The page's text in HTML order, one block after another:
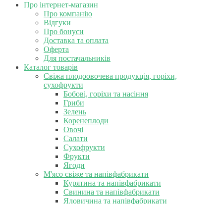
Про інтернет-магазин
Про компанію
Відгуки
Про бонуси
Доставка та оплата
Оферта
Для постачальників
Каталог товарів
Свіжа плодоовочева продукція, горіхи,
сухофрукти
Бобові, горіхи та насіння
Гриби
Зелень
Коренеплоди
Овочі
Салати
Сухофрукти
Фрукти
Ягоди
М'ясо свіже та напівфабрикати
Курятина та напівфабрикати
Свинина та напівфабрикати
Яловичина та напівфабрикати